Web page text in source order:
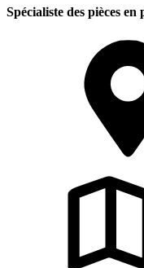
Spécialiste des pièces